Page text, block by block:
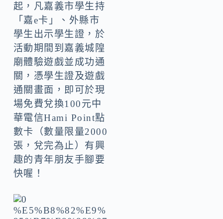
起，凡嘉義市學生持
「嘉e卡」、外縣市
學生出示學生證，於
活動期間到嘉義城隍
廟體驗遊戲並成功通
關，憑學生證及遊戲
通關畫面，即可於現
場免費兌換100元中
華電信Hami Point點
數卡（數量限量2000
張，兌完為止）有興
趣的青年朋友手腳要
快喔！